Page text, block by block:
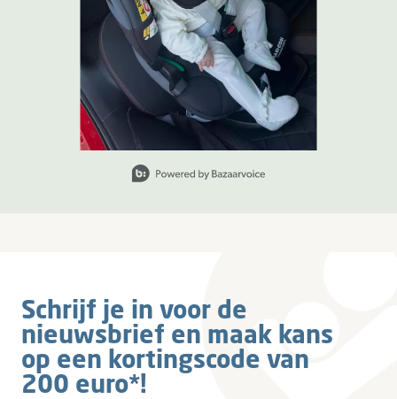
Schrijf je in voor de
nieuwsbrief en maak kans
op een kortingscode van
200 euro*!